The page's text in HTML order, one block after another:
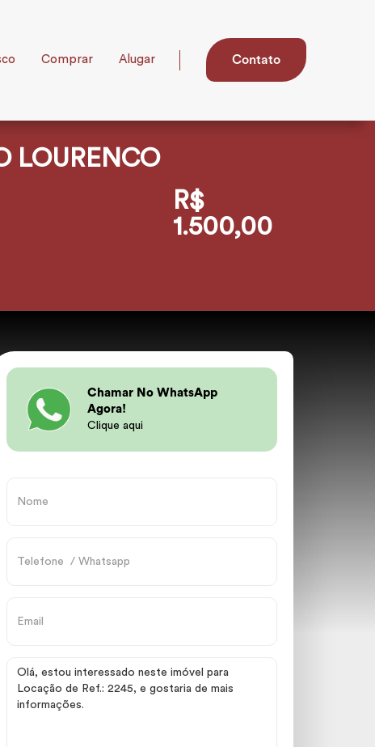
Comprar Alugar Contato
LOURENCO
R$
1.500,00
Chamar No WhatsApp
Agora!
Clique aqui